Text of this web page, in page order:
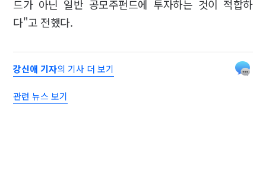
드가 아닌 일반 공모주펀드에 투자하는 것이 적합하
다"고 전했다.
강신애 기자의 기사 더 보기
관련 뉴스 보기